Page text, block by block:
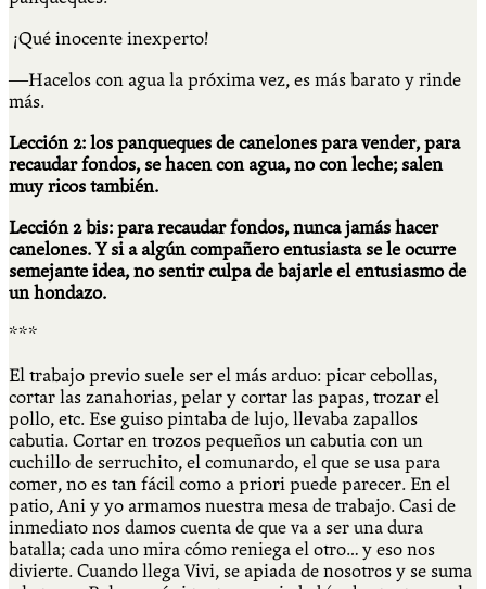
¡Qué inocente inexperto!
―Hacelos con agua la próxima vez, es más barato y rinde
más.
Lección 2: los panqueques de canelones para vender, para
recaudar fondos, se hacen con agua, no con leche; salen
muy ricos también.
Lección 2 bis: para recaudar fondos, nunca jamás hacer
canelones. Y si a algún compañero entusiasta se le ocurre
semejante idea, no sentir culpa de bajarle el entusiasmo de
un hondazo.
***
El trabajo previo suele ser el más arduo: picar cebollas,
cortar las zanahorias, pelar y cortar las papas, trozar el
pollo, etc. Ese guiso pintaba de lujo, llevaba zapallos
cabutia. Cortar en trozos pequeños un cabutia con un
cuchillo de serruchito, el comunardo, el que se usa para
comer, no es tan fácil como a priori puede parecer. En el
patio, Ani y yo armamos nuestra mesa de trabajo. Casi de
inmediato nos damos cuenta de que va a ser una dura
batalla; cada uno mira cómo reniega el otro… y eso nos
divierte. Cuando llega Vivi, se apiada de nosotros y se suma